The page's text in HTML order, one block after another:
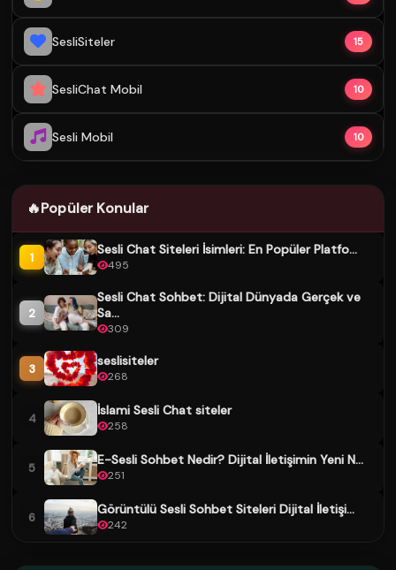
SesliSiteler 15
SesliChat Mobil 10
Sesli Mobil 10
🔥Popüler Konular
1 Sesli Chat Siteleri İsimleri: En Popüler Platfo...
495
2
Sesli Chat Sohbet: Dijital Dünyada Gerçek ve
Sa...
309
3 seslisiteler
268
4 İslami Sesli Chat siteler
258
5 E-Sesli Sohbet Nedir? Dijital İletişimin Yeni N...
251
6 Görüntülü Sesli Sohbet Siteleri Dijital İletişi...
242